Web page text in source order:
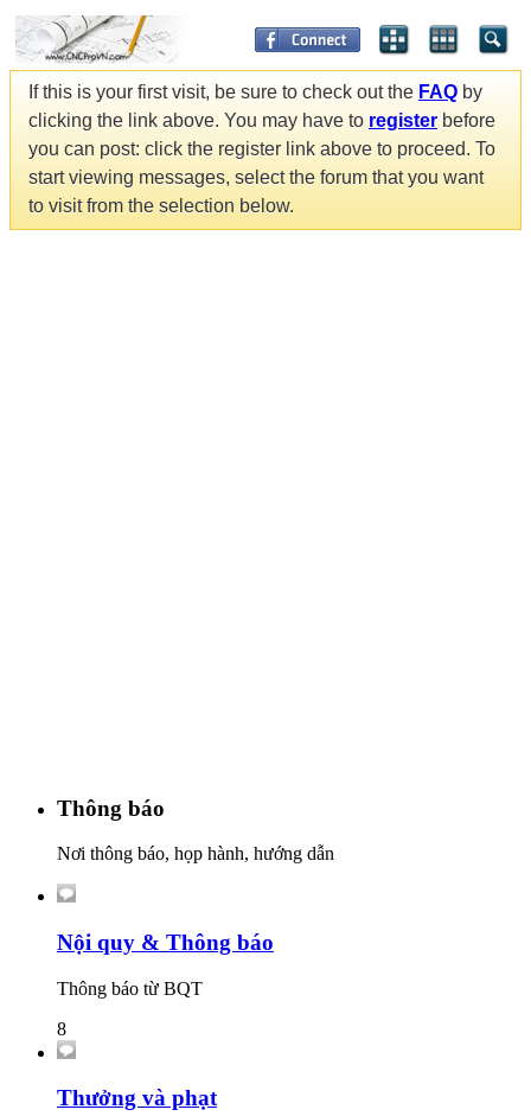
If this is your first visit, be sure to check out the FAQ by
clicking the link above. You may have to register before
you can post: click the register link above to proceed. To
start viewing messages, select the forum that you want
to visit from the selection below.
Thông báo
Nơi thông báo, họp hành, hướng dẫn
Nội quy & Thông báo
Thông báo từ BQT
8
Thưởng và phạt